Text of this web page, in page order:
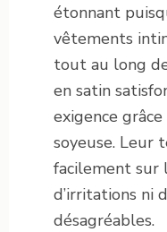
étonnant
vêtements
tout au long
en satin
exigence
soyeuse. Leur
facilement sur
d’irritations ni
désagréables.